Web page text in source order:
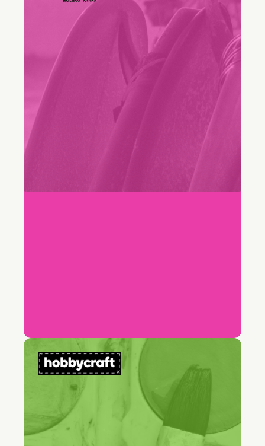
"Tenía miembros del equipo que
no se sentían nada cómodos con
los correos electrónicos. Con
Freddy AI, han ganado mucha
confianza."
Keira Hayter
Gerente del equipo de ventas, Woolacombe Bay
" (Freddy AI Copilot) fue
verdaderamente un cambio de
juego para el equipo."
Simon Birch
Gerente de Servicio al Cliente, Hobbycraft